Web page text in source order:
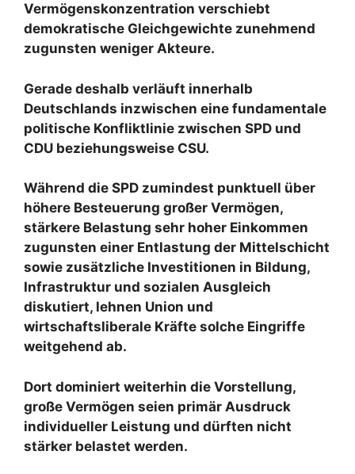
Vermögenskonzentration verschiebt
demokratische Gleichgewichte zunehmend
zugunsten weniger Akteure.
Gerade deshalb verläuft innerhalb
Deutschlands inzwischen eine fundamentale
politische Konfliktlinie zwischen SPD und
CDU beziehungsweise CSU.
Während die SPD zumindest punktuell über
höhere Besteuerung großer Vermögen,
stärkere Belastung sehr hoher Einkommen
zugunsten einer Entlastung der Mittelschicht
sowie zusätzliche Investitionen in Bildung,
Infrastruktur und sozialen Ausgleich
diskutiert, lehnen Union und
wirtschaftsliberale Kräfte solche Eingriffe
weitgehend ab.
Dort dominiert weiterhin die Vorstellung,
große Vermögen seien primär Ausdruck
individueller Leistung und dürften nicht
stärker belastet werden.